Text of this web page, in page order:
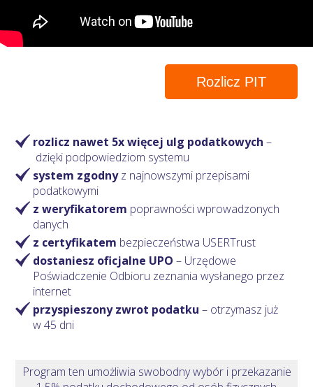
Rozlicz PIT
rozlicz nawet 5x więcej ulg podatkowych–
dzięki podpowiedziom systemu
system zgodnyz najnowszymi przepisami
podatkowymi
z weryfikatorem poprawności wprowadzonych
danych
z certyfikatem bezpieczeństwa USERTrust
dostaniesz oficjalne UPO – Urzędowe
Poświadczenie Odbioru zeznania wysłanego przez
internet
przyspieszony zwrot podatku – otrzymasz już
w 45 dni
Program ten umożliwia swobodny wybór i przekazanie